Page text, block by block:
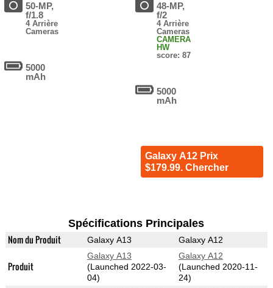
50-MP,
f/1.8
4 Arrière
Cameras
5000
mAh
48-MP,
f/2
4 Arrière
Cameras
CAMERA
HW
score: 87
5000
mAh
Galaxy A12 Prix
$179.99. Chercher
Spécifications Principales
Nom du Produit Galaxy A13 Galaxy A12
Produit
Galaxy A13
(Launched 2022-03-
04)
Galaxy A12
(Launched 2020-11-
24)